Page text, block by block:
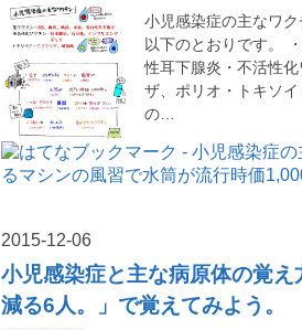
小児感染症の主なワ
以下のとおりです。
性耳下腺炎・不活性
ザ、ポリオ・トキソ
の…
2015-12-06
小児感染症と主な病原体の覚
減る6人。」で覚えてみよう。